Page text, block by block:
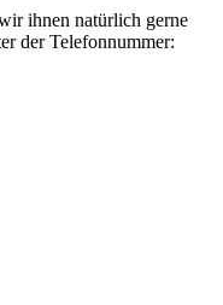
ihnen natürlich gerne
der Telefonnummer: